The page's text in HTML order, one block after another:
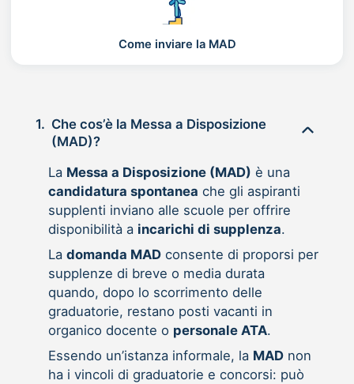
Come inviare la MAD
1. Che cos’è la Messa a Disposizione
(MAD)?
La Messa a Disposizione (MAD) è una
candidatura spontanea che gli aspiranti
supplenti inviano alle scuole per offrire
disponibilità a incarichi di supplenza.
La domanda MADconsente di proporsi per
supplenze di breve o media durata
quando, dopo lo scorrimento delle
graduatorie, restano posti vacanti in
organico docente o personale ATA.
Essendo un’istanza informale, la MADnon
ha i vincoli di graduatorie e concorsi: può